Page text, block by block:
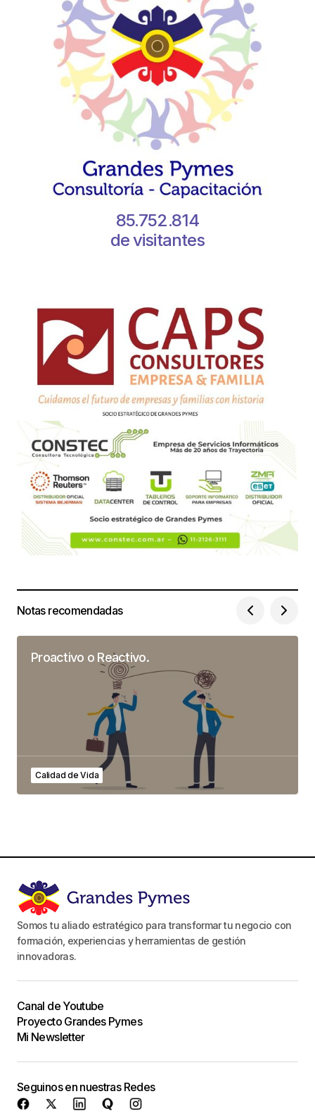
85.752.814
de visitantes
Notas recomendadas
Proactivo o Reactivo.
Calidad de Vida
Somos tu aliado estratégico para transformar tu negocio con
formación, experiencias y herramientas de gestión
innovadoras.
Canal de Youtube
Proyecto Grandes Pymes
Mi Newsletter
Seguinos en nuestras Redes